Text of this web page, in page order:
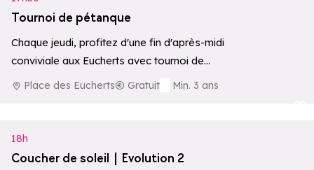
Tournoi de pétanque
Chaque jeudi, profitez d'une fin d'après-midi
conviviale aux Eucherts avec tournoi de
pétanque et musique. Un rendez-vous festif à
Place des Eucherts Gratuit
Min. 3 ans
18h
Coucher de soleil | Evolution 2